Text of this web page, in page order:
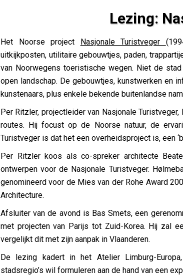
Lezing:
Lezing: Nasjonale Turistveger
iris
Het Noorse project Nasjonale Turistveger
uitkijkposten, utilitaire gebouwtjes, paden,
van Noorwegens toeristische wegen. Niet de
open landschap. De gebouwtjes, kunstwerken en
kunstenaars, plus enkele bekende buitenlandse
Per Ritzler, projectleider van Nasjonale
routes. Hij focust op de Noorse natuur, de
Turistveger is dat het een overheidsproject is, een
Per Ritzler koos als co-spreker architecte
ontwerpen voor de Nasjonale Turistveger.
genomineerd voor de Mies van der Rohe Award
Architecture.
Afsluiter van de avond is Bas Smets, een
met projecten van Parijs tot Zuid-Korea. Hij zal
vergelijkt dit met zijn aanpak in Vlaanderen.
De lezing kadert in het Atelier Limburg-
stadsregio’s wil formuleren aan de hand van een